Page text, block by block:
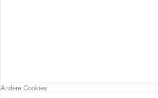
Andere Cookies